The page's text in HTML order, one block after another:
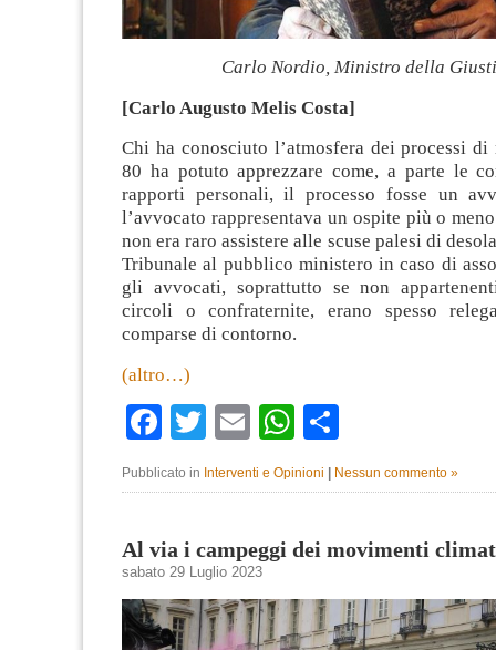
Carlo Nordio, Ministro della
[Carlo Augusto Melis Costa]
Chi ha conosciuto l’atmosfera dei processi
80 ha potuto apprezzare come, a parte le
rapporti personali, il processo fosse un
l’avvocato rappresentava un ospite più o
non era raro assistere alle scuse palesi di
Tribunale al pubblico ministero in caso di
gli avvocati, soprattutto se non
circoli o confraternite, erano spesso
comparse di contorno.
(altro…)
Facebook
TwitterEmailWhatsApp
Pubblicato in Interventi e Opinioni | Nessun commento »
Al via i campeggi dei movimenti
sabato 29 Luglio 2023